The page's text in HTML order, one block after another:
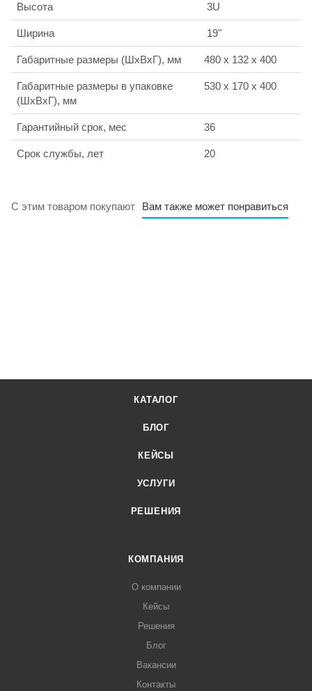
Высота 3U
Ширина 19"
Габаритные размеры (ШхВхГ), мм 480 x 132 x 400
Габаритные размеры в упаковке
(ШхВхГ), мм
530 x 170 x 400
Гарантийный срок, мес 36
Срок службы, лет 20
С этим товаром покупают Вам также может понравиться
КАТАЛОГ
БЛОГ
КЕЙСЫ
УСЛУГИ
РЕШЕНИЯ
КОМПАНИЯ
О компании
Кейсы
Решения
Блог
Вакансии
Контакты